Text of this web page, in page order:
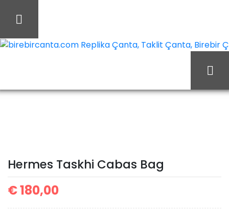
Bag
Hermes Taskhi Cabas Bag
€180,00